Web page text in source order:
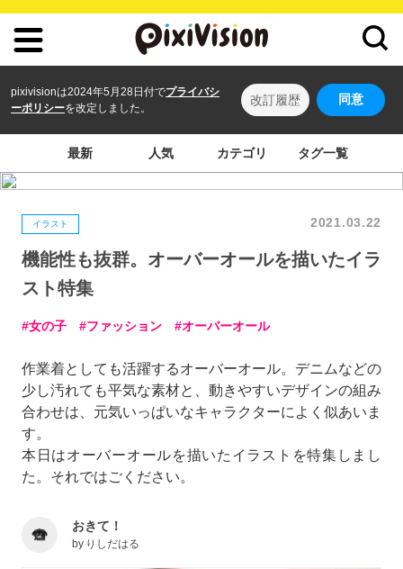
pixivisionは2024年5月28日付でプライバシ
ーポリシーを改定しました。
改訂履歴 同意
最新 人気 カテゴリ タグ一覧
イラスト 2021.03.22
機能性も抜群。オーバーオールを描いたイラ
スト特集
女の子 ファッション オーバーオール
作業着としても活躍するオーバーオール。デニムなどの
少し汚れても平気な素材と、動きやすいデザインの組み
合わせは、元気いっぱいなキャラクターによく似あいま
す。
本日はオーバーオールを描いたイラストを特集しまし
た。それではごください。
おきて！
by りしだはる